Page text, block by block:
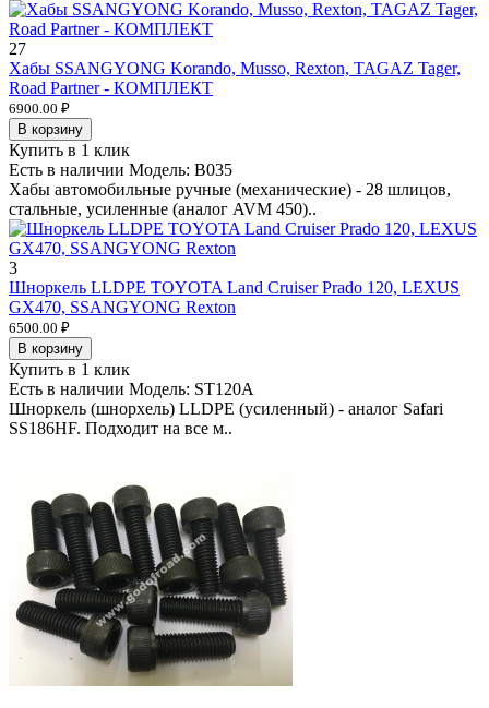
27
Хабы SSANGYONG Korando, Musso, Rexton, TAGAZ Tager,
Road Partner - КОМПЛЕКТ
6900.00 ₽
В корзину
Купить в 1 клик
Есть в наличии Модель: B035
Хабы автомобильные ручные (механические) - 28 шлицов,
стальные, усиленные (аналог AVM 450)..
3
Шноркель LLDPE TOYOTA Land Cruiser Prado 120, LEXUS
GX470, SSANGYONG Rexton
6500.00 ₽
В корзину
Купить в 1 клик
Есть в наличии Модель: ST120A
Шноркель (шнорхель) LLDPE (усиленный) - аналог Safari
SS186HF. Подходит на все м..